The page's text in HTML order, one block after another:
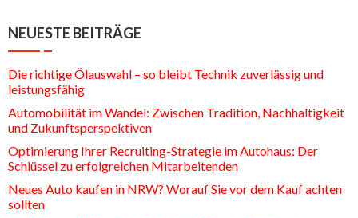
NEUESTE BEITRÄGE
Die richtige Ölauswahl – so bleibt Technik zuverlässig und
leistungsfähig
Automobilität im Wandel: Zwischen Tradition, Nachhaltigkeit
und Zukunftsperspektiven
Optimierung Ihrer Recruiting-Strategie im Autohaus: Der
Schlüssel zu erfolgreichen Mitarbeitenden
Neues Auto kaufen in NRW? Worauf Sie vor dem Kauf achten
sollten